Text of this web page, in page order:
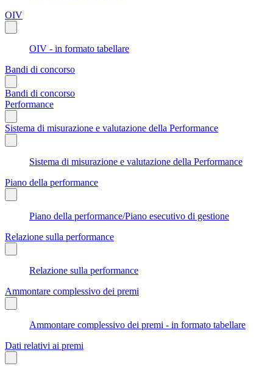
OIV
OIV - in formato tabellare
Bandi di concorso
Bandi di concorso
Performance
Sistema di misurazione e valutazione della Performance
Sistema di misurazione e valutazione della Performance
Piano della performance
Piano della performance/Piano esecutivo di gestione
Relazione sulla performance
Relazione sulla performance
Ammontare complessivo dei premi
Ammontare complessivo dei premi - in formato tabellare
Dati relativi ai premi